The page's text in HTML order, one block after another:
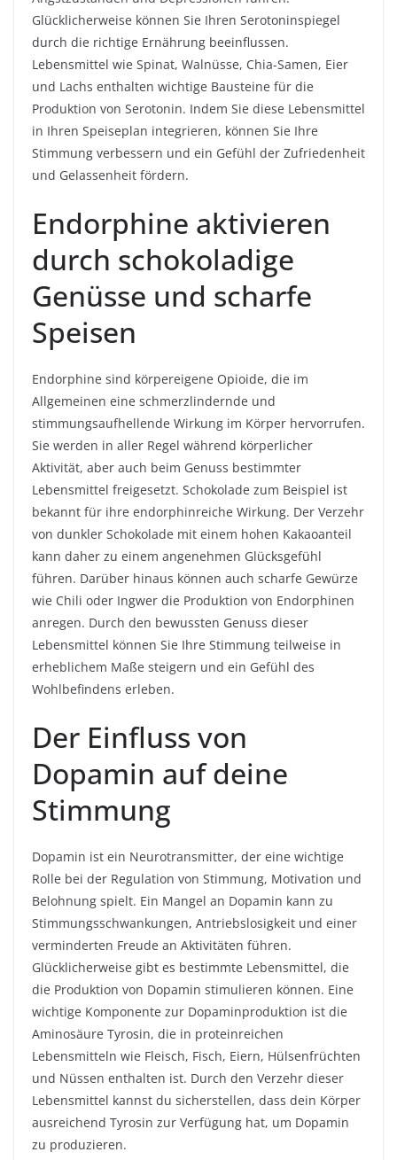
Glücklicherweise können Sie Ihren Serotoninspiegel
durch die richtige Ernährung beeinflussen.
Lebensmittel wie Spinat, Walnüsse, Chia-Samen, Eier
und Lachs enthalten wichtige Bausteine für die
Produktion von Serotonin. Indem Sie diese Lebensmittel
in Ihren Speiseplan integrieren, können Sie Ihre
Stimmung verbessern und ein Gefühl der Zufriedenheit
und Gelassenheit fördern.
Endorphine aktivieren
durch schokoladige
Genüsse und scharfe
Speisen
Endorphine sind körpereigene Opioide, die im
Allgemeinen eine schmerzlindernde und
stimmungsaufhellende Wirkung im Körper hervorrufen.
Sie werden in aller Regel während körperlicher
Aktivität, aber auch beim Genuss bestimmter
Lebensmittel freigesetzt. Schokolade zum Beispiel ist
bekannt für ihre endorphinreiche Wirkung. Der Verzehr
von dunkler Schokolade mit einem hohen Kakaoanteil
kann daher zu einem angenehmen Glücksgefühl
führen. Darüber hinaus können auch scharfe Gewürze
wie Chili oder Ingwer die Produktion von Endorphinen
anregen. Durch den bewussten Genuss dieser
Lebensmittel können Sie Ihre Stimmung teilweise in
erheblichem Maße steigern und ein Gefühl des
Wohlbefindens erleben.
Der Einfluss von
Dopamin auf deine
Stimmung
Dopamin ist ein Neurotransmitter, der eine wichtige
Rolle bei der Regulation von Stimmung, Motivation und
Belohnung spielt. Ein Mangel an Dopamin kann zu
Stimmungsschwankungen, Antriebslosigkeit und einer
verminderten Freude an Aktivitäten führen.
Glücklicherweise gibt es bestimmte Lebensmittel, die
die Produktion von Dopamin stimulieren können. Eine
wichtige Komponente zur Dopaminproduktion ist die
Aminosäure Tyrosin, die in proteinreichen
Lebensmitteln wie Fleisch, Fisch, Eiern, Hülsenfrüchten
und Nüssen enthalten ist. Durch den Verzehr dieser
Lebensmittel kannst du sicherstellen, dass dein Körper
ausreichend Tyrosin zur Verfügung hat, um Dopamin
zu produzieren.